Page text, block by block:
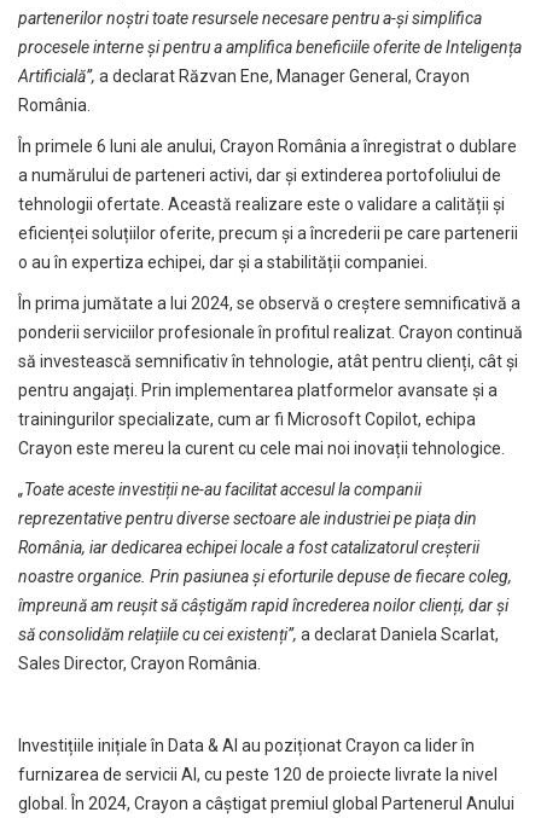
partenerilor noștri toate resursele necesare pentru a-și simplifica
procesele interne și pentru a amplifica beneficiile oferite de Inteligența
Artificială”, a declarat Răzvan Ene, Manager General, Crayon
România.
În primele 6 luni ale anului, Crayon România a înregistrat o dublare
a numărului de parteneri activi, dar și extinderea portofoliului de
tehnologii ofertate. Această realizare este o validare a calității și
eficienței soluțiilor oferite, precum și a încrederii pe care partenerii
o au în expertiza echipei, dar și a stabilității companiei.
În prima jumătate a lui 2024, se observă o creștere semnificativă a
ponderii serviciilor profesionale în profitul realizat. Crayon continuă
să investească semnificativ în tehnologie, atât pentru clienți, cât și
pentru angajați. Prin implementarea platformelor avansate și a
trainingurilor specializate, cum ar fi Microsoft Copilot, echipa
Crayon este mereu la curent cu cele mai noi inovații tehnologice.
„Toate aceste investiții ne-au facilitat accesul la companii
reprezentative pentru diverse sectoare ale industriei pe piața din
România, iar dedicarea echipei locale a fost catalizatorul creșterii
noastre organice. Prin pasiunea și eforturile depuse de fiecare coleg,
împreună am reușit să câștigăm rapid încrederea noilor clienți, dar și
să consolidăm relațiile cu cei existenți”, a declarat Daniela Scarlat,
Sales Director, Crayon România.
Investițiile inițiale în Data & AI au poziționat Crayon ca lider în
furnizarea de servicii AI, cu peste 120 de proiecte livrate la nivel
global. În 2024, Crayon a câștigat premiul global Partenerul Anului